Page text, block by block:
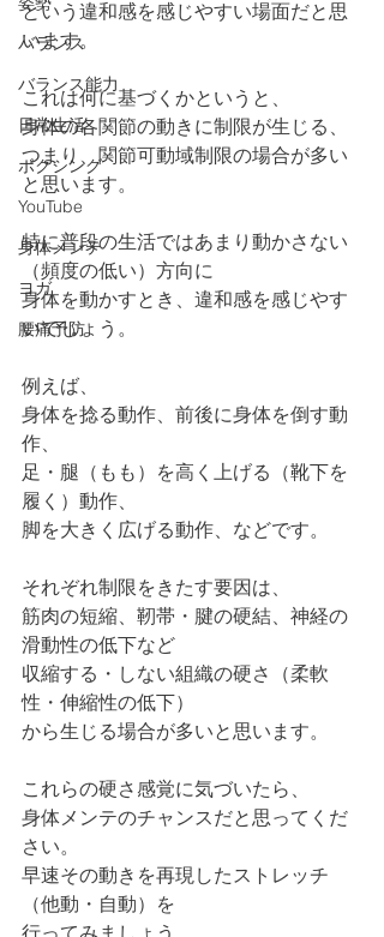
バランス
バランス能力
日常生活
ボクシング
YouTube
身体メンテ
ヨガ
腰痛予防
という違和感を感じやすい場面だと思
います。
これは何に基づくかというと、
身体の各関節の動きに制限が生じる、
つまり、関節可動域制限の場合が多い
と思います。
特に普段の生活ではあまり動かさない
（頻度の低い）方向に
身体を動かすとき、違和感を感じやす
いでしょう。
例えば、
身体を捻る動作、前後に身体を倒す動
作、
足・腿（もも）を高く上げる（靴下を
履く）動作、
脚を大きく広げる動作、などです。
それぞれ制限をきたす要因は、
筋肉の短縮、靭帯・腱の硬結、神経の
滑動性の低下など
収縮する・しない組織の硬さ（柔軟
性・伸縮性の低下）
から生じる場合が多いと思います。
これらの硬さ感覚に気づいたら、
身体メンテのチャンスだと思ってくだ
さい。
早速その動きを再現したストレッチ
（他動・自動）を
行ってみましょう。